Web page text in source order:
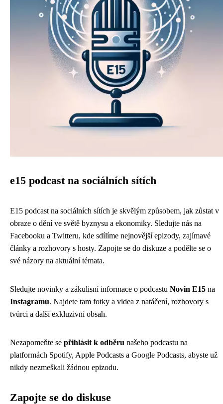
e15 podcast na sociálních sítích
E15 podcast na sociálních sítích je skvělým způsobem, jak zůstat v
obraze o dění ve světě byznysu a ekonomiky. Sledujte nás na
Facebooku a Twitteru, kde sdílíme nejnovější epizody, zajímavé
články a rozhovory s hosty. Zapojte se do diskuze a podělte se o
své názory na aktuální témata.
Sledujte novinky a zákulisní informace o podcastu Novin E15 na
Instagramu. Najdete tam fotky a videa z natáčení, rozhovory s
tvůrci a další exkluzivní obsah.
Nezapomeňte se přihlásit k odběru našeho podcastu na
platformách Spotify, Apple Podcasts a Google Podcasts, abyste už
nikdy nezmeškali žádnou epizodu.
Zapojte se do diskuse